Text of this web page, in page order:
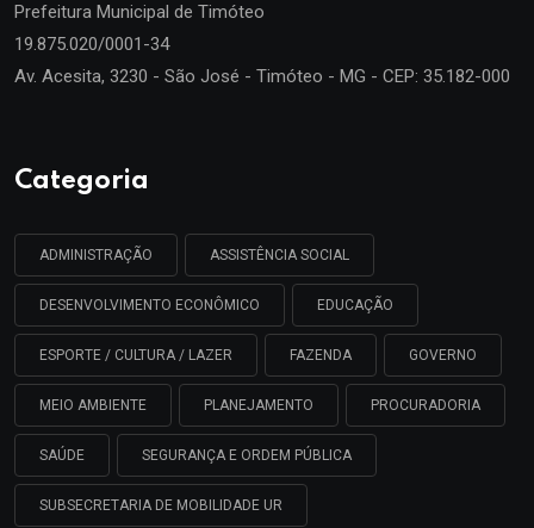
Prefeitura Municipal de Timóteo
19.875.020/0001-34
Av. Acesita, 3230 - São José - Timóteo - MG - CEP: 35.182-000
Categoria
ADMINISTRAÇÃO ASSISTÊNCIA SOCIAL
DESENVOLVIMENTO ECONÔMICO EDUCAÇÃO
ESPORTE / CULTURA / LAZER FAZENDA GOVERNO
MEIO AMBIENTE PLANEJAMENTO PROCURADORIA
SAÚDE SEGURANÇA E ORDEM PÚBLICA
SUBSECRETARIA DE MOBILIDADE UR